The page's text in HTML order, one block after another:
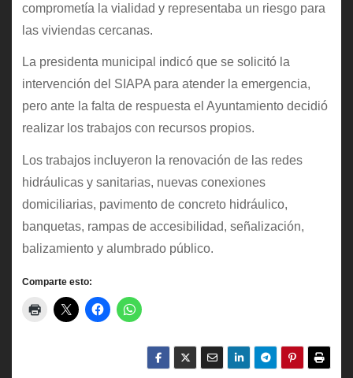
comprometía la vialidad y representaba un riesgo para
las viviendas cercanas.
La presidenta municipal indicó que se solicitó la
intervención del SIAPA para atender la emergencia,
pero ante la falta de respuesta el Ayuntamiento decidió
realizar los trabajos con recursos propios.
Los trabajos incluyeron la renovación de las redes
hidráulicas y sanitarias, nuevas conexiones
domiciliarias, pavimento de concreto hidráulico,
banquetas, rampas de accesibilidad, señalización,
balizamiento y alumbrado público.
Comparte esto: